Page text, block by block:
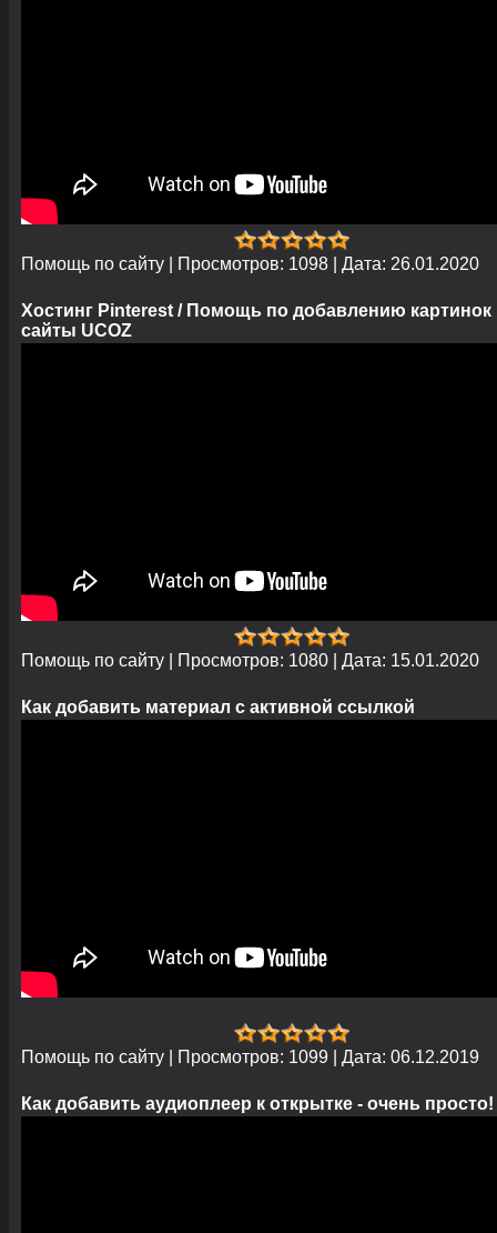
Помощь по сайту Просмотров: 1098 Дата: 26.01.2020
Хостинг Pinterest / Помощь по добавлению картинок
сайты UCOZ
Помощь по сайту Просмотров: 1080 Дата: 15.01.2020
Как добавить материал с активной ссылкой
Помощь по сайту Просмотров: 1099 Дата: 06.12.2019
Как добавить аудиоплеер к открытке - очень просто!